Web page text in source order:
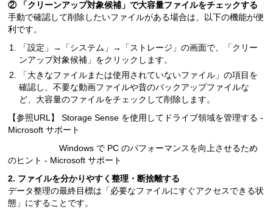
② 「クリーンアップ対象候補」で大容量ファイルをチェックする
手動で確認して削除したいファイルがある場合は、以下の機能が便
利です。
「設定」→「システム」→「ストレージ」の画面で、「クリー
ンアップ対象候補」をクリックします。
「大きなファイルまたは使用されていないファイル」の項目を
確認し、不要な動画ファイルや昔のバックアップファイルな
ど、大容量のファイルをチェックして削除します。
【参照URL】 Storage Sense を使用してドライブ領域を管理する -
Microsoft サポート
Windows で PC のパフォーマンスを向上させるため
のヒント - Microsoft サポート
2. ファイルを分かりやすく整理・断捨離する
データ整理の最終目標は「必要なファイルにすぐアクセスできる状
態」にすることです。